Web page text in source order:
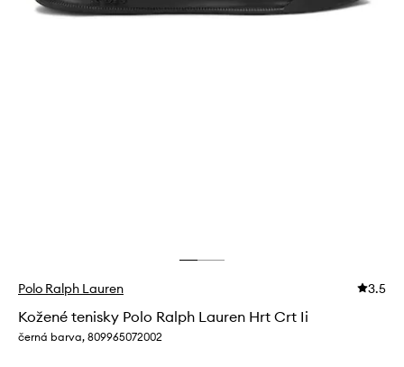
Polo Ralph Lauren 3.5
Kožené tenisky Polo Ralph Lauren Hrt Crt Ii
černá barva, 809965072002